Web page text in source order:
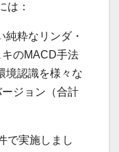
は：
純粋なリンダ・
のMACD手法
境認識を様々な
ジョン（合計
で実施しまし